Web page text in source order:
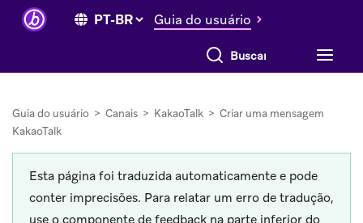
Guia do usuário
Buscar tudo
Guia do usuário > Canais > KakaoTalk > Criar uma mensagem
KakaoTalk
Esta página foi traduzida automaticamente e pode
conter imprecisões. Para relatar um erro de tradução,
use o componente de feedback na parte inferior do